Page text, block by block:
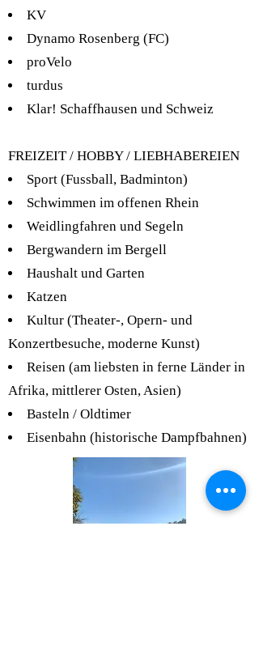
KV
Dynamo Rosenberg (FC)
proVelo
turdus
Klar! Schaffhausen und Schweiz
FREIZEIT / HOBBY / LIEBHABEREIEN
Sport (Fussball, Badminton)
Schwimmen im offenen Rhein
Weidlingfahren und Segeln
Bergwandern im Bergell
Haushalt und Garten
Katzen
Kultur (Theater-, Opern- und
Konzertbesuche, moderne Kunst)
Reisen (am liebsten in ferne Länder in
Afrika, mittlerer Osten, Asien)
Basteln / Oldtimer
Eisenbahn (historische Dampfbahnen)